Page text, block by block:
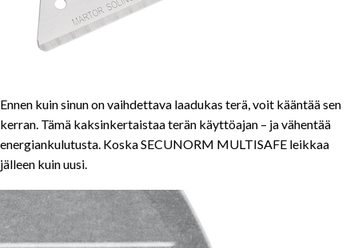
Ennen kuin sinun on vaihdettava laadukas terä, voit kääntää sen
kerran. Tämä kaksinkertaistaa terän käyttöajan – ja vähentää
energiankulutusta. Koska SECUNORM MULTISAFE leikkaa
jälleen kuin uusi.